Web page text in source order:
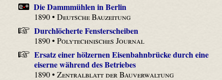
Die Dammmühlen in Berlin
1890 •Deutsche Bauzeitung
Durchlöcherte Fensterscheiben
1890 •Polytechnisches Journal
Ersatz einer hölzernen Eisenbahnbrücke durch eine
eiserne während des Betriebes
1890 •Zentralblatt der Bauverwaltung